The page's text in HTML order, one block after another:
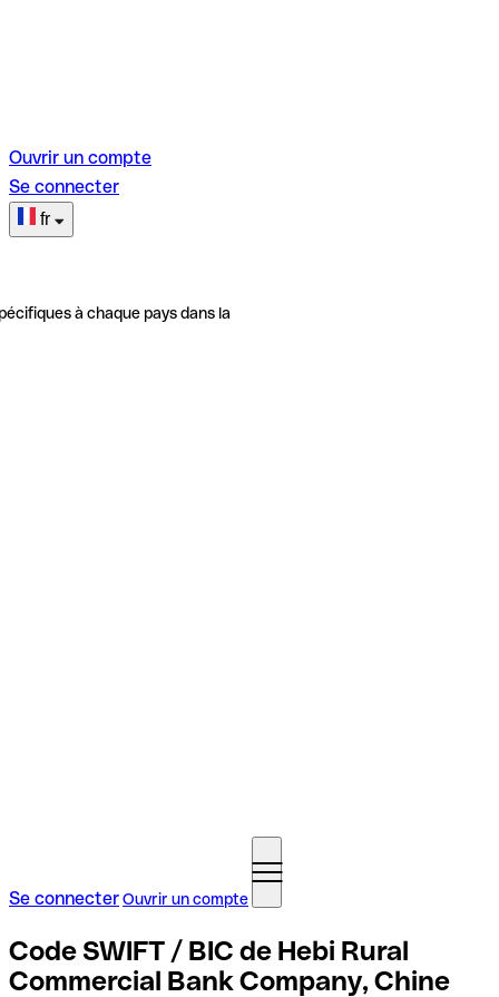
Ouvrir un compte
Se connecter
fr
à chaque pays dans la
Se connecterOuvrir un compte
Code SWIFT / BIC de Hebi Rural
Commercial Bank Company, Chine